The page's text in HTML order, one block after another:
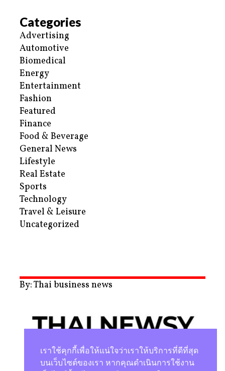
Categories
Advertising
Automotive
Biomedical
Energy
Entertainment
Fashion
Featured
Finance
Food & Beverage
General News
Lifestyle
Real Estate
Sports
Technology
Travel & Leisure
Uncategorized
By: Thai business news
เราใช้คุกกี้เพื่อให้แน่ใจว่าเราให้บริการที่ดีที่สุด
บนเว็บไซต์ของเรา หากคุณดำเนินการใช้งาน